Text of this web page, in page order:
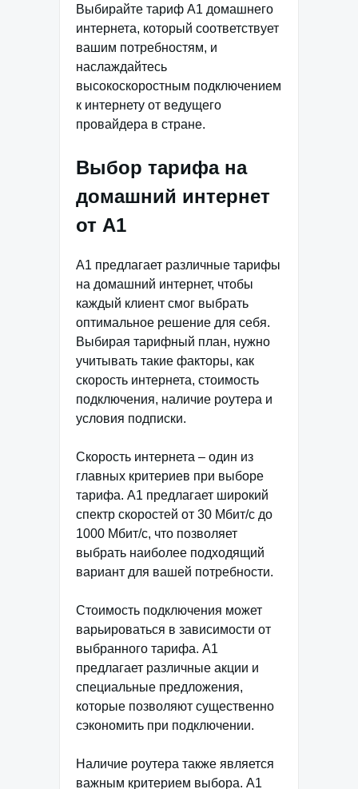
Выбирайте тариф А1 домашнего
интернета, который соответствует
вашим потребностям, и
наслаждайтесь
высокоскоростным подключением
к интернету от ведущего
провайдера в стране.
Выбор тарифа на
домашний интернет
от А1
A1 предлагает различные тарифы
на домашний интернет, чтобы
каждый клиент смог выбрать
оптимальное решение для себя.
Выбирая тарифный план, нужно
учитывать такие факторы, как
скорость интернета, стоимость
подключения, наличие роутера и
условия подписки.
Скорость интернета – один из
главных критериев при выборе
тарифа. A1 предлагает широкий
спектр скоростей от 30 Мбит/с до
1000 Мбит/с, что позволяет
выбрать наиболее подходящий
вариант для вашей потребности.
Стоимость подключения может
варьироваться в зависимости от
выбранного тарифа. A1
предлагает различные акции и
специальные предложения,
которые позволяют существенно
сэкономить при подключении.
Наличие роутера также является
важным критерием выбора. A1